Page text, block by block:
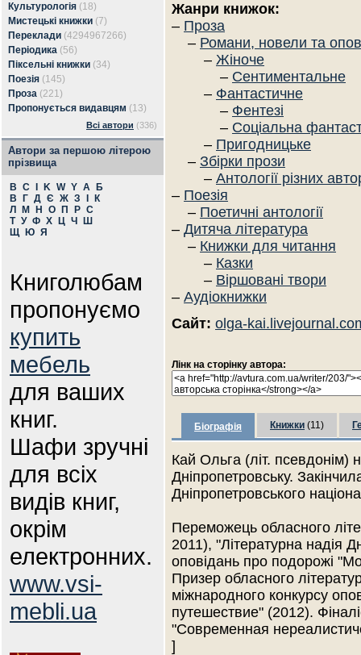
Культурологія (18)
Мистецькі книжки (7)
Переклади (4294967266)
Періодика (56)
Піксельні книжки (34)
Поезія (145)
Проза (221)
Пропонується видавцям (13)
Всі автори (336)
Автори за першою літерою
прізвища
B C K W Y А
Б
В
Г Д Є Ж З
К
Л
М Н О П Р С
Т У Ф Х Ц Ч
Ш
Щ
Ю Я
Книголюбам
пропонуємо
купить
мебель
для ваших
книг.
Шафи зручні
для всіх
видів книг,
окрім
електронних.
www.vsi-
mebli.ua
Жанри книжок:
– Проза
– Романи, новели та
– Жіноче
– Сентиментальне
– Фантастичне
– Фентезі
– Соціальна
– Пригодницьке
– Збірки прози
– Антології різних
– Поезія
– Поетичні антології
– Дитяча література
– Книжки для читання
– Казки
– Віршовані твори
– Аудіокнижки
Сайт: olga-
Лінк на сторінку автора:
Біографія Книжки (11)
Кай Ольга (літ.
Дніпропетровську.
Дніпропетровського
Переможець обласного
2011), "Літературна надія
оповідань про подорожі
Призер обласного
міжнародного конкурсу
путешествие" (2012).
"Современная
]